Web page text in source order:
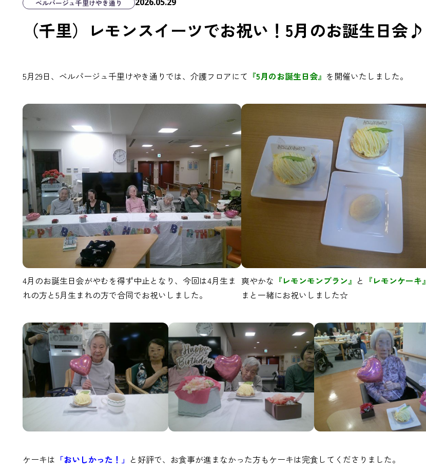
ベルパージュ千里けやき通り
（千里）レモンスイーツでお祝い！5月のお誕生日会♪
5月29日、ベルパージュ千里けやき通りでは、介護フロアにて 『5月のお誕生日会』 を開催いたしました。
4月のお誕生日会がやむを得ず中止となり、今回は4月生ま
れの方と5月生まれの方で合同でお祝いしました。
爽やかな 『レモンモンブラン』 と 『レモンケーキ』
まと一緒にお祝いしました☆
ケーキは 「おいしかった！」 と好評で、お食事が進まなかった方もケーキは完食してくださりました。